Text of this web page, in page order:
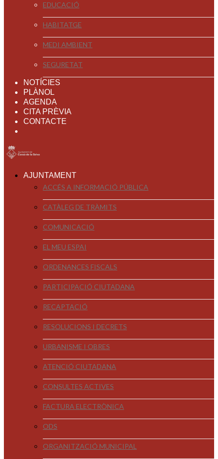
EDUCACIÓ
HABITATGE
MEDI AMBIENT
SEGURETAT
NOTÍCIES
PLÀNOL
AGENDA
CITA PRÈVIA
CONTACTE
AJUNTAMENT
ACCÉS A INFORMACIÓ PÚBLICA
CATÀLEG DE TRÀMITS
COMUNICACIÓ
EL MEU ESPAI
ORDENANCES FISCALS
PARTICIPACIÓ CIUTADANA
RECAPTACIÓ
RESOLUCIONS I DECRETS
URBANISME I OBRES
ATENCIÓ CIUTADANA
CONSULTES ACTIVES
FACTURA ELECTRÒNICA
ODS
ORGANITZACIÓ MUNICIPAL